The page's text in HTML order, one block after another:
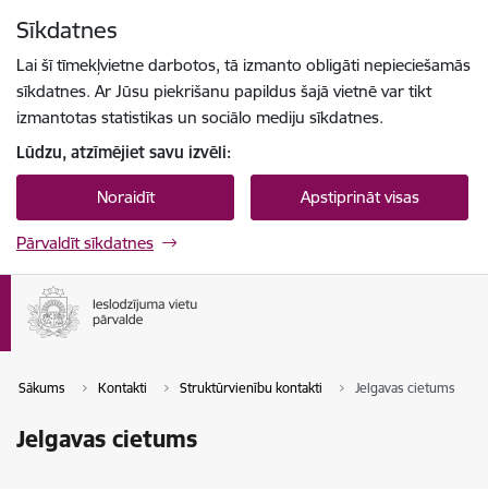
Sīkdatnes
Lai šī tīmekļvietne darbotos, tā izmanto obligāti nepieciešamās
sīkdatnes. Ar Jūsu piekrišanu papildus šajā vietnē var tikt
izmantotas statistikas un sociālo mediju sīkdatnes.
Lūdzu, atzīmējiet savu izvēli:
Noraidīt Apstiprināt visas
Pārvaldīt sīkdatnes
Sākums Kontakti Struktūrvienību kontakti Jelgavas cietums
Jelgavas cietums